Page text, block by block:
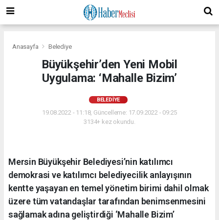
Anasayfa Belediye
Büyükşehir’den Yeni Mobil
Uygulama: ‘Mahalle Bizim’
BELEDIYE
19.08.2022 - 11:18, Güncelleme: 17.09.2022 - 09:25
3134+ kez okundu.
Mersin Büyükşehir Belediyesi’nin katılımcı
demokrasi ve katılımcı belediyecilik anlayışının
kentte yaşayan en temel yönetim birimi dahil olmak
üzere tüm vatandaşlar tarafından benimsenmesini
sağlamak adına geliştirdiği ‘Mahalle Bizim’